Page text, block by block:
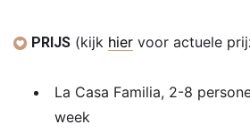
PRIJS (kijk hier voor actuele
La Casa Familia, 2-8
week